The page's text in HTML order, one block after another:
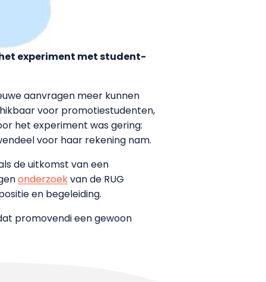
experiment met student-
aanvragen meer kunnen
voor promotiestudenten,
het experiment was gering:
voor haar rekening nam.
de uitkomst van een
onderzoekvan de RUG
en begeleiding.
promovendi een gewoon